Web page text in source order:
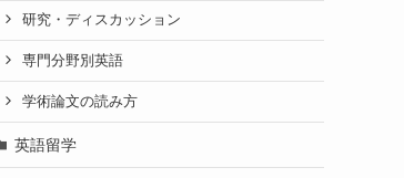
研究・ディスカッション
専門分野別英語
学術論文の読み方
英語留学